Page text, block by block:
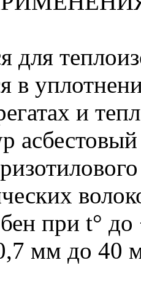
для
в
и
при t°
мм до 40